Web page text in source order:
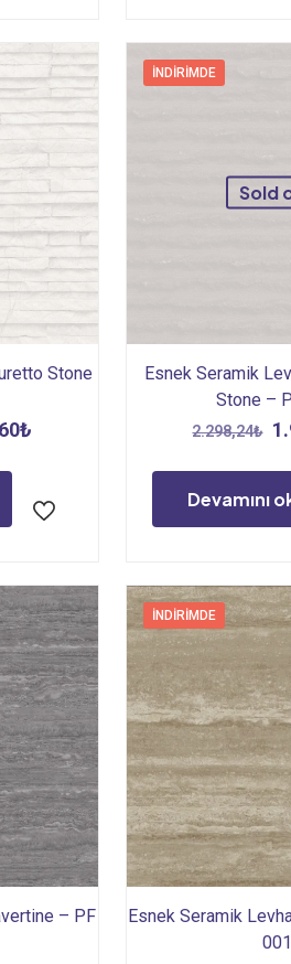
Stone
₺
1.713,60₺.
İNDIRIMDE
Sold
Esnek Seramik
Stone –
2.298,24₺
Devamını
– PF
İNDIRIMDE
Esnek Seramik
001